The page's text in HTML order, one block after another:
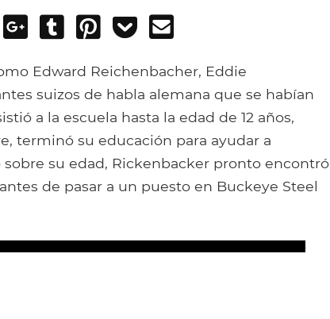
Share
Google+
Post
Tumblr
Pin
Add
Pocket
Edward Reichenbacher, Eddie
suizos de habla alemana que se habían
a la escuela hasta la edad de 12 años,
terminó su educación para ayudar a
su edad, Rickenbacker pronto encontró
de pasar a un puesto en Buckeye Steel